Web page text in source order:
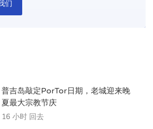
们
普吉岛敲定PorTor日期，老城迎来晚
夏最大宗教节庆
16 小时 回去